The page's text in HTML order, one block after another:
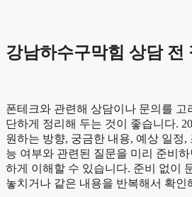
강남하수구막힘 상담 전
폰테크와 관련해 상담이나 문의를
단하게 정리해 두는 것이 좋습니다.
원하는 방향, 궁금한 내용, 예상 일정,
능 여부와 관련된 질문을 미리 준비
하게 이해할 수 있습니다. 준비 없이
놓치거나 같은 내용을 반복해서 확인